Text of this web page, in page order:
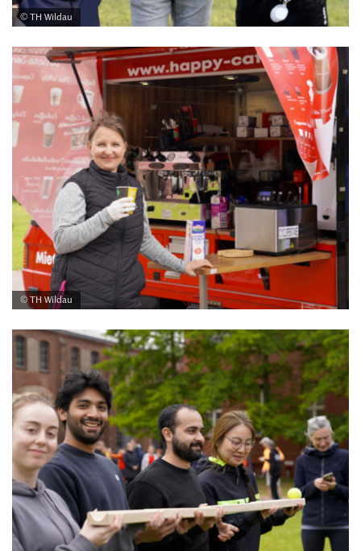
© TH Wildau
© TH Wildau